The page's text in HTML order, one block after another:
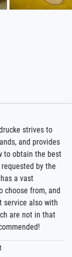
is
go-to
now on -
-
work